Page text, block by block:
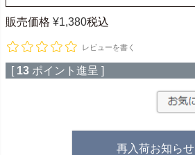
販売価格 ¥1,380税込
レビューを書く
[ 13 ポイント進呈 ]
再入荷お知らせ